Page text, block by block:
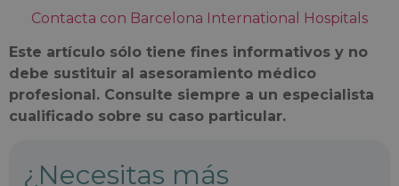
Contacta con Barcelona International Hospitals
Este artículo sólo tiene fines informativos y no
debe sustituir al asesoramiento médico
profesional. Consulte siempre a un especialista
cualificado sobre su caso particular.
¿Necesitas más